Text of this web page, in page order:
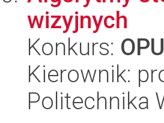
wizyjnych
Konkurs:
Kierownik:
Politechnika